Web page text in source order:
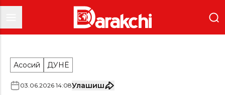
Асосий ДУНË
03.06.2026 14:08Улашиш